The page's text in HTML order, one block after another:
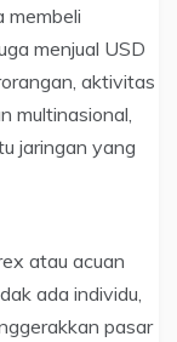
membeli
menjual USD
aktivitas
multinasional,
jaringan yang
atau acuan
ada individu,
pasar